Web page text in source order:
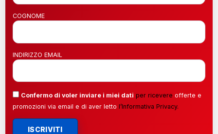
COGNOME
INDIRIZZO EMAIL
Confermo di voler inviare i miei dati per ricevere offerte e
promozioni via email e di aver letto l’Informativa Privacy.
ISCRIVITI